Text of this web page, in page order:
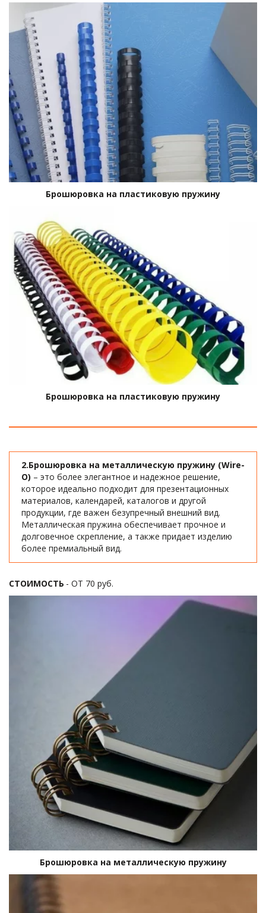
Брошюровка на пластиковую пружину
Брошюровка на пластиковую пружину
2.Брошюровка на металлическую пружину (Wire-
O) – это более элегантное и надежное решение,
которое идеально подходит для презентационных
материалов, календарей, каталогов и другой
продукции, где важен безупречный внешний вид.
Металлическая пружина обеспечивает прочное и
долговечное скрепление, а также придает изделию
более премиальный вид.
СТОИМОСТЬ - ОТ 70 руб.
Брошюровка на металлическую пружину